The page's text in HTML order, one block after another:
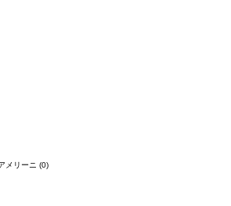
メリーニ (0)